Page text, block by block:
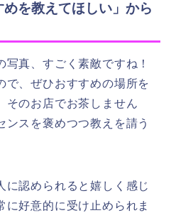
めを教えてほしい」から
写真、すごく素敵ですね！
で、ぜひおすすめの場所を
そのお店でお茶しません
スを褒めつつ教えを請う
に認められると嬉しく感じ
に好意的に受け止められま